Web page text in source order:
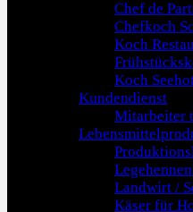
Chef de
Chefkoch
Koch
Koch
Kundendienst
Mitarbeiter
Landwirt /
Käser für